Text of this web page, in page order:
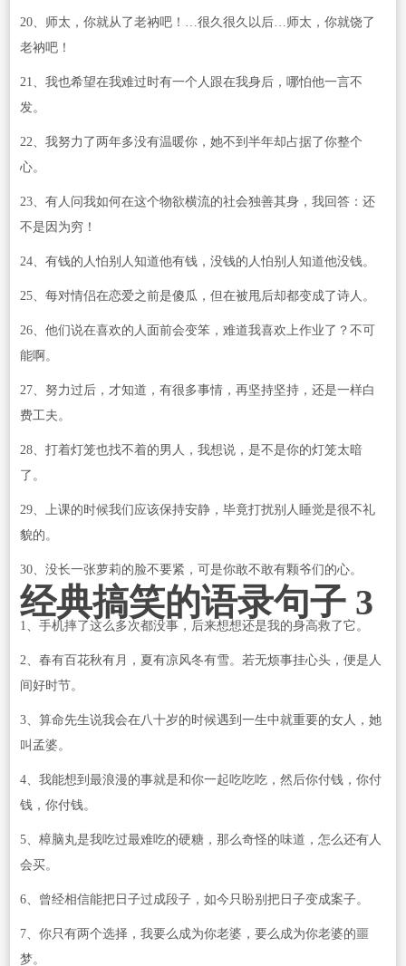
20、师太，你就从了老衲吧！…很久很久以后…师太，你就饶了
老衲吧！
21、我也希望在我难过时有一个人跟在我身后，哪怕他一言不
发。
22、我努力了两年多没有温暖你，她不到半年却占据了你整个
心。
23、有人问我如何在这个物欲横流的社会独善其身，我回答：还
不是因为穷！
24、有钱的人怕别人知道他有钱，没钱的人怕别人知道他没钱。
25、每对情侣在恋爱之前是傻瓜，但在被甩后却都变成了诗人。
26、他们说在喜欢的人面前会变笨，难道我喜欢上作业了？不可
能啊。
27、努力过后，才知道，有很多事情，再坚持坚持，还是一样白
费工夫。
28、打着灯笼也找不着的男人，我想说，是不是你的灯笼太暗
了。
29、上课的时候我们应该保持安静，毕竟打扰别人睡觉是很不礼
貌的。
30、没长一张萝莉的脸不要紧，可是你敢不敢有颗爷们的心。
经典搞笑的语录句子 3
1、手机摔了这么多次都没事，后来想想还是我的身高救了它。
2、春有百花秋有月，夏有凉风冬有雪。若无烦事挂心头，便是人
间好时节。
3、算命先生说我会在八十岁的时候遇到一生中就重要的女人，她
叫孟婆。
4、我能想到最浪漫的事就是和你一起吃吃吃，然后你付钱，你付
钱，你付钱。
5、樟脑丸是我吃过最难吃的硬糖，那么奇怪的味道，怎么还有人
会买。
6、曾经相信能把日子过成段子，如今只盼别把日子变成案子。
7、你只有两个选择，我要么成为你老婆，要么成为你老婆的噩
梦。